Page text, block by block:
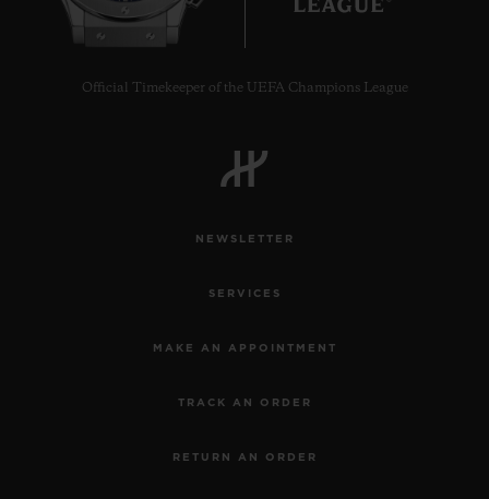
Official Timekeeper of the UEFA Champions League
NEWSLETTER
SERVICES
MAKE AN APPOINTMENT
TRACK AN ORDER
RETURN AN ORDER